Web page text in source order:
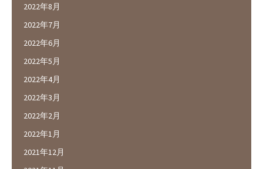
2022年8月
2022年7月
2022年6月
2022年5月
2022年4月
2022年3月
2022年2月
2022年1月
2021年12月